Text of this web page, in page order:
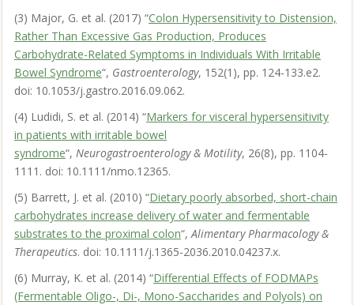
(3) Major, G. et al. (2017) “Colon Hypersensitivity to Distension,
Rather Than Excessive Gas Production, Produces
Carbohydrate-Related Symptoms in Individuals With Irritable
Bowel Syndrome“, Gastroenterology, 152(1), pp. 124-133.e2.
doi: 10.1053/j.gastro.2016.09.062.
(4) Ludidi, S. et al. (2014) “Markers for visceral hypersensitivity
in patients with irritable bowel
syndrome“, Neurogastroenterology & Motility, 26(8), pp. 1104-
1111. doi: 10.1111/nmo.12365.
(5) Barrett, J. et al. (2010) “Dietary poorly absorbed, short-chain
carbohydrates increase delivery of water and fermentable
substrates to the proximal colon“, Alimentary Pharmacology &
Therapeutics. doi: 10.1111/j.1365-2036.2010.04237.x.
(6) Murray, K. et al. (2014) “Differential Effects of FODMAPs
(Fermentable Oligo-, Di-, Mono-Saccharides and Polyols) on